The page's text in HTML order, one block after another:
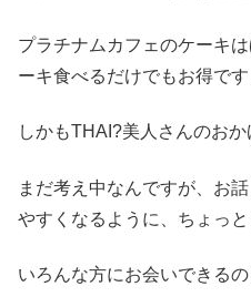
プラチナムカフェのケーキ
ーキ食べるだけでもお得です
しかもTHAI?美人さんのおか
まだ考え中なんですが、お
やすくなるように、ちょっ
いろんな方にお会いできる